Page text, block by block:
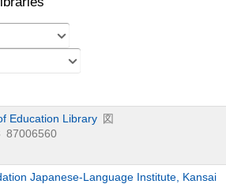
Education Library 図
87006560
Japanese-Language Institute, Kansai